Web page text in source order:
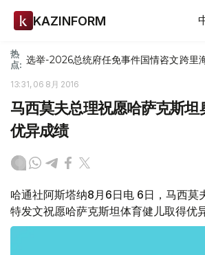
KAZINFORM
热
点: 选举-2026总统府任免事件国情咨文跨里
13:31, 06 8月 2016
马西莫夫总理祝愿哈萨克斯坦
优异成绩
哈通社阿斯塔纳8月6日电 6日，马西莫
特发文祝愿哈萨克斯坦体育健儿取得优